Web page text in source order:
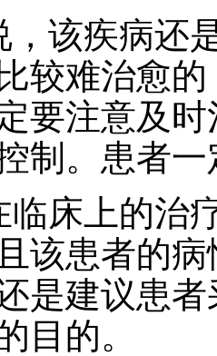
，该疾病还
较难治愈
要注意及
制。患者
临床上的治
该患者的
是建议患
目的。